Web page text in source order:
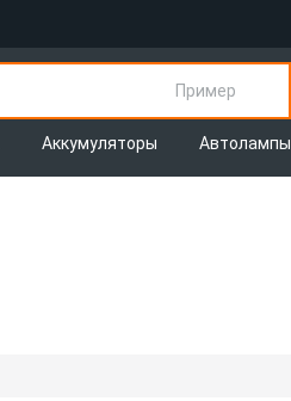
Пример
Аккумуляторы Автолампы